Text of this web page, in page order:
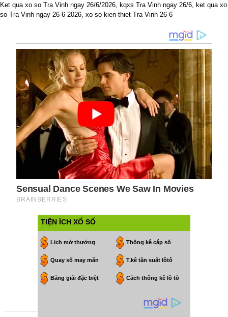
Ket qua xo so Tra Vinh ngay 26/6/2026, kqxs Tra Vinh ngay 26/6, ket qua xo
so Tra Vinh ngay 26-6-2026, xo so kien thiet Tra Vinh 26-6
TIỆN ÍCH XỔ SỐ
Lịch mở thưởng Thống kê cặp số
Quay số may mắn T.kê tần suất lôtô
Bảng giải đặc biệt Cách thống kê lô tô